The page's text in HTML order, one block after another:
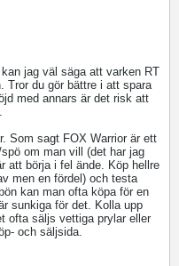
jag väl säga att varken RT
Tror du gör bättre i att spara
med annars är det risk att
Som sagt FOX Warrior är ett
om man vill (det har jag
att börja i fel ände. Köp hellre
men en fördel) och testa
kan man ofta köpa för en
sunkiga för det. Kolla upp
ofta säljs vettiga prylar eller
och säljsida.